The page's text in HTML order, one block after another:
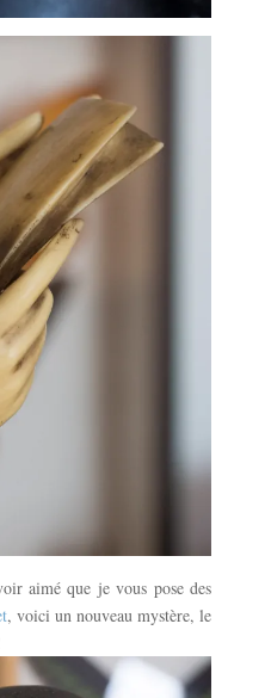
aimé que je vous pose des
, voici un nouveau mystère, le